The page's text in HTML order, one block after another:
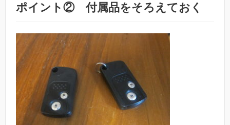
ポイント② 付属品をそろえておく